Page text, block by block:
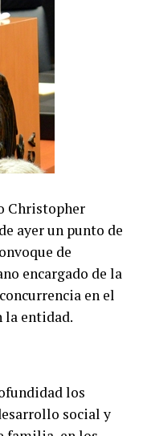
Christopher
ayer un punto de
de
encargado de la
en el
la entidad.
los
social y